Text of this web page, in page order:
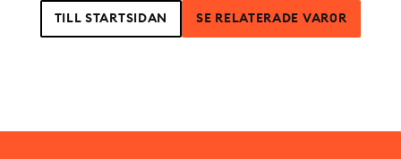
TILL STARTSIDAN SE RELATERADE VAR0R